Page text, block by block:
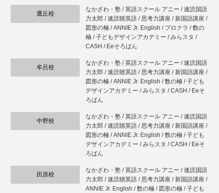
鷹丘校
なかざわ・塾 / 英語スクール アニー / 速読国語
力太郎 / 速読聴英語 / 思考力講座 / 新国語講座 /
図形の極 / ANNIE Jr. English / プロクラ / 数の
極 / 子どもデザインアカデミー / みらスタ /
CASH / Eeそろばん
牟呂校
なかざわ・塾 / 英語スクール アニー / 速読国語
力太郎 / 速読聴英語 / 思考力講座 / 新国語講座 /
図形の極 / ANNIE Jr. English / 数の極 / 子ども
デザインアカデミー / みらスタ / CASH / Eeそ
ろばん
中野校
なかざわ・塾 / 英語スクール アニー / 速読国語
力太郎 / 速読聴英語 / 思考力講座 / 新国語講座 /
図形の極 / ANNIE Jr. English / 数の極 / 子ども
デザインアカデミー / みらスタ / CASH / Eeそ
ろばん
田原校
なかざわ・塾 / 英語スクール アニー / 速読国語
力太郎 / 速読聴英語 / 思考力講座 / 新国語講座 /
ANNIE Jr. English / 数の極 / 図形の極 / 子ども